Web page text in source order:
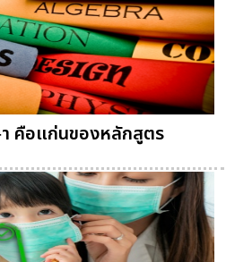
คือแก่นของหลักสูตร